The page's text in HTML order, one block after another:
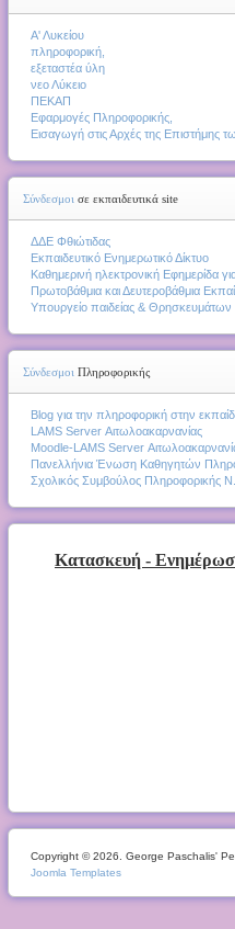
Α' Λυκείου
πληροφορική,
εξεταστέα ύλη
νεο Λύκειο
ΠΕΚΑΠ
Εφαρμογές Πληροφορικής,
Εισαγωγή στις Αρχές της Επιστήμης
Σύνδεσμοι σε εκπαιδευτικά site
ΔΔΕ Φθιώτιδας
Εκπαιδευτικό Ενημερωτικό Δίκτυο
Καθημερινή ηλεκτρονική Εφημερίδα
Πρωτοβάθμια και Δευτεροβάθμια
Υπουργείο παιδείας & Θρησκευμάτων
Σύνδεσμοι Πληροφορικής
Blog για την πληροφορική στην
LAMS Server Αιτωλοακαρνανίας
Moodle-LAMS Server
Πανελλήνια Ένωση Καθηγητών
Σχολικός Συμβούλος Πληροφορικής
Κατασκευή -
Copyright © 2026. George Paschalis'
Joomla Templates